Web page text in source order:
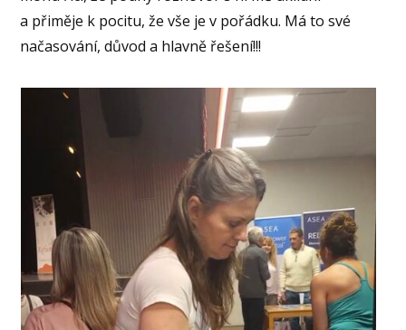
a přiměje k pocitu, že vše je v pořádku. Má to své
načasování, důvod a hlavně řešení!!!